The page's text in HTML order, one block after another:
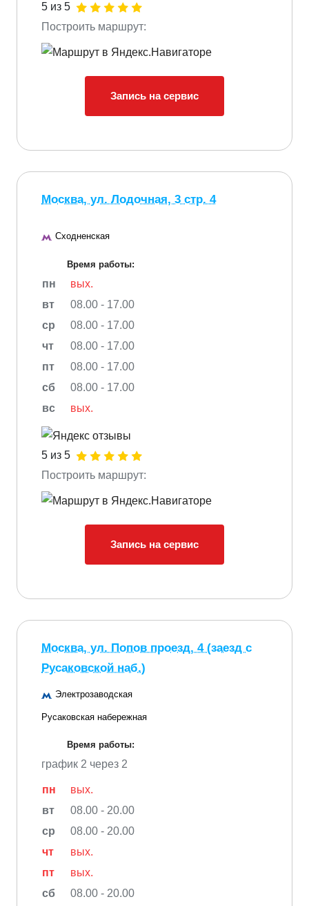
5 из 5
Построить маршрут:
Запись на сервис
Москва, ул. Лодочная, 3 стр. 4
Сходненская
Время работы:
пн
вых.
вт
08.00 - 17.00
ср
08.00 - 17.00
чт
08.00 - 17.00
пт
08.00 - 17.00
сб
08.00 - 17.00
вс
вых.
5 из 5
Построить маршрут:
Запись на сервис
Москва, ул. Попов проезд, 4 (заезд с
Русаковской наб.)
Электрозаводская
Русаковская набережная
Время работы:
график 2 через 2
пн
вых.
вт
08.00 - 20.00
ср
08.00 - 20.00
чт
вых.
пт
вых.
сб
08.00 - 20.00